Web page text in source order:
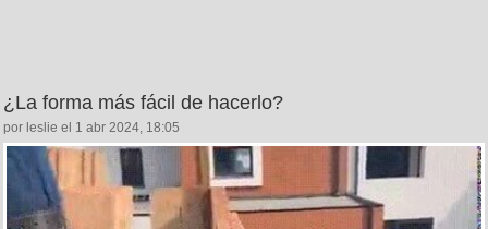
¿La forma más fácil de hacerlo?
por leslie el 1 abr 2024, 18:05